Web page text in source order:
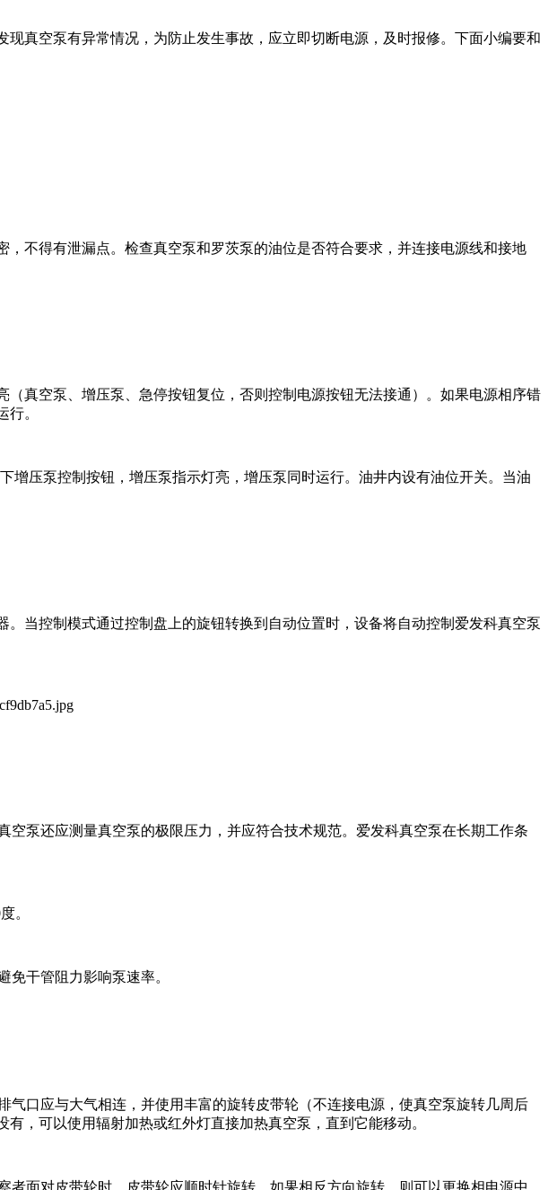
空泵有异常情况，为防止发生事故，应立即切断电源，及时报修。下面小编要和
不得有泄漏点。检查真空泵和罗茨泵的油位是否符合要求，并连接电源线和接地
空泵、增压泵、急停按钮复位，否则控制电源按钮无法接通）。如果电源相序错
。
压泵控制按钮，增压泵指示灯亮，增压泵同时运行。油井内设有油位开关。当油
控制模式通过控制盘上的旋钮转换到自动位置时，设备将自动控制爱发科真空泵
泵还应测量真空泵的极限压力，并应符合技术规范。爱发科真空泵在长期工作条
。
干管阻力影响泵速率。
口应与大气相连，并使用丰富的旋转皮带轮（不连接电源，使真空泵旋转几周后
，可以使用辐射加热或红外灯直接加热真空泵，直到它能移动。